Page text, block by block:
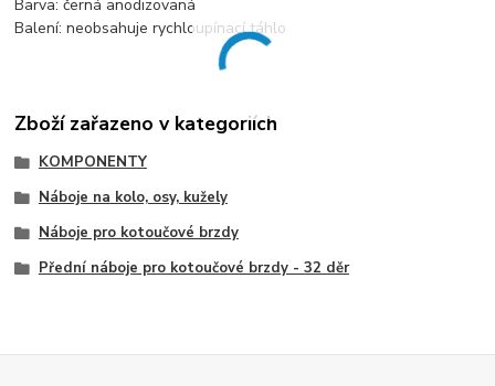
Barva: černá anodizovaná
Balení: neobsahuje rychloupínací táhlo
Zboží zařazeno v kategoriích
KOMPONENTY
Náboje na kolo, osy, kužely
Náboje pro kotoučové brzdy
Přední náboje pro kotoučové brzdy - 32 děr